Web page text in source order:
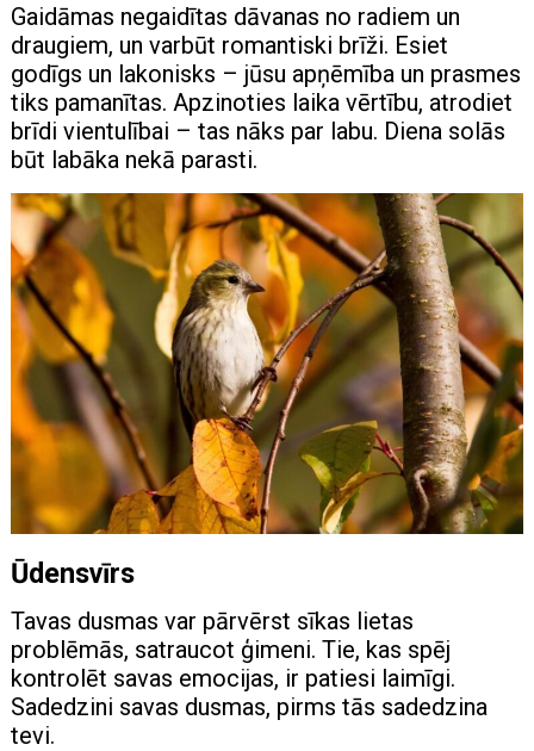
Gaidāmas negaidītas dāvanas no radiem un
draugiem, un varbūt romantiski brīži. Esiet
godīgs un lakonisks – jūsu apņēmība un prasmes
tiks pamanītas. Apzinoties laika vērtību, atrodiet
brīdi vientulībai – tas nāks par labu. Diena solās
būt labāka nekā parasti.
Ūdensvīrs
Tavas dusmas var pārvērst sīkas lietas
problēmās, satraucot ģimeni. Tie, kas spēj
kontrolēt savas emocijas, ir patiesi laimīgi.
Sadedzini savas dusmas, pirms tās sadedzina
tevi.